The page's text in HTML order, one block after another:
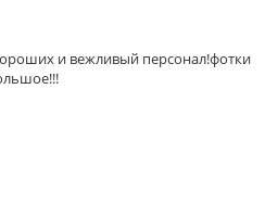
и вежливый персонал!фотки